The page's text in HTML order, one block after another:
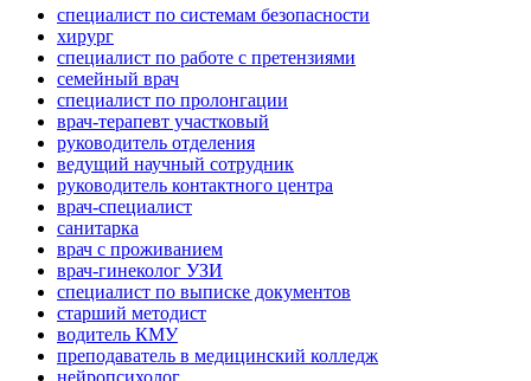
специалист по системам безопасности
хирург
специалист по работе с претензиями
семейный врач
специалист по пролонгации
врач-терапевт участковый
руководитель отделения
ведущий научный сотрудник
руководитель контактного центра
врач-специалист
санитарка
врач с проживанием
врач-гинеколог УЗИ
специалист по выписке документов
старший методист
водитель КМУ
преподаватель в медицинский колледж
нейропсихолог